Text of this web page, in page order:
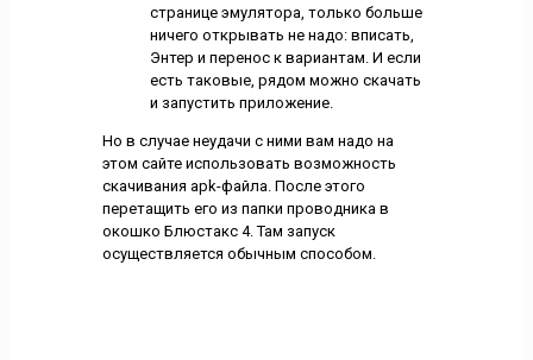
странице эмулятора, только больше
ничего открывать не надо: вписать,
Энтер и перенос к вариантам. И если
есть таковые, рядом можно скачать
и запустить приложение.
Но в случае неудачи с ними вам надо на
этом сайте использовать возможность
скачивания apk-файла. После этого
перетащить его из папки проводника в
окошко Блюстакс 4. Там запуск
осуществляется обычным способом.